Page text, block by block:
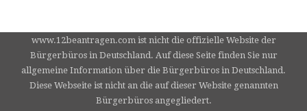
www.12beantragen.com ist nicht die offizielle Website der
Bürgerbüros in Deutschland. Auf diese Seite finden Sie nur
allgemeine Information über die Bürgerbüros in Deutschland.
Diese Webseite ist nicht an die auf dieser Website genannten
Bürgerbüros angegliedert.